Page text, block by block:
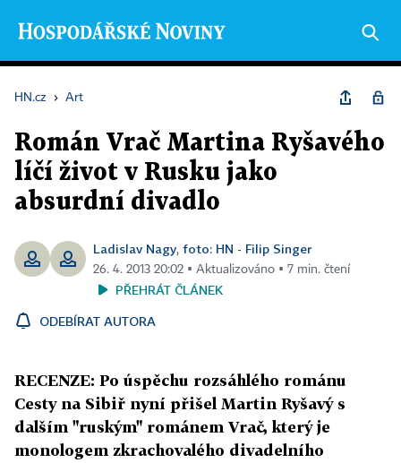
HN.cz › Art
Román Vrač Martina Ryšavého
líčí život v Rusku jako
absurdní divadlo
Ladislav Nagy, foto: HN - Filip Singer
26. 4. 2013 20:02 ▪ Aktualizováno ▪ 7 min. čtení
PŘEHRÁT ČLÁNEK
ODEBÍRAT AUTORA
RECENZE: Po úspěchu rozsáhlého románu
Cesty na Sibiř nyní přišel Martin Ryšavý s
dalším "ruským" románem Vrač, který je
monologem zkrachovalého divadelního